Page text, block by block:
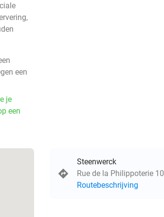
een
je
een
Steenwerck
Rue de la Philippoterie 10
Routebeschrijving